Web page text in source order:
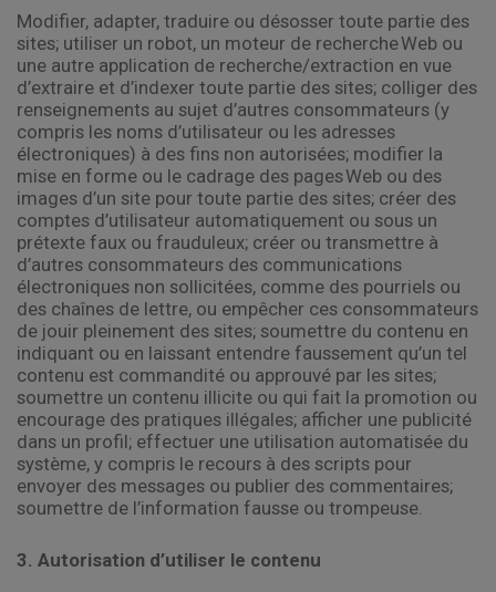
Modifier, adapter, traduire ou désosser toute partie des
sites; utiliser un robot, un moteur de recherche Web ou
une autre application de recherche/extraction en vue
d’extraire et d’indexer toute partie des sites; colliger des
renseignements au sujet d’autres consommateurs (y
compris les noms d’utilisateur ou les adresses
électroniques) à des fins non autorisées; modifier la
mise en forme ou le cadrage des pages Web ou des
images d’un site pour toute partie des sites; créer des
comptes d’utilisateur automatiquement ou sous un
prétexte faux ou frauduleux; créer ou transmettre à
d’autres consommateurs des communications
électroniques non sollicitées, comme des pourriels ou
des chaînes de lettre, ou empêcher ces consommateurs
de jouir pleinement des sites; soumettre du contenu en
indiquant ou en laissant entendre faussement qu’un tel
contenu est commandité ou approuvé par les sites;
soumettre un contenu illicite ou qui fait la promotion ou
encourage des pratiques illégales; afficher une publicité
dans un profil; effectuer une utilisation automatisée du
système, y compris le recours à des scripts pour
envoyer des messages ou publier des commentaires;
soumettre de l’information fausse ou trompeuse.
3. Autorisation d’utiliser le contenu